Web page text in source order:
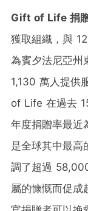
Gift of Life 捐
獲取組織，與
為賓夕法尼亞州
1,130 萬人提供
of Life 在過去
年度捐贈率最近
是全球其中最
調了超過
屬的慷慨而促